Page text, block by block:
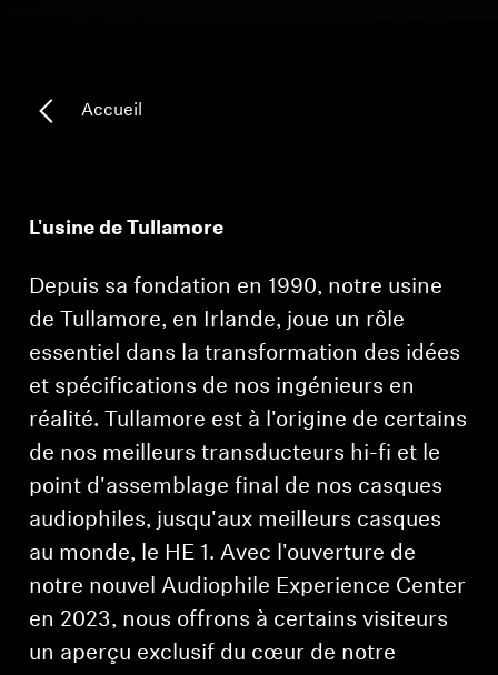
Ressources audition
Pièces et accessoires d'origine pour l'audition
Barres de son
Barres de son et Subs AMBEO
Découvrez AMBEO
Pièces et accessoires AMBEO
Accueil
L'usine de Tullamore
Depuis sa fondation en 1990, notre usine
de Tullamore, en Irlande, joue un rôle
essentiel dans la transformation des idées
et spécifications de nos ingénieurs en
réalité. Tullamore est à l'origine de certains
de nos meilleurs transducteurs hi-fi et le
point d'assemblage final de nos casques
audiophiles, jusqu'aux meilleurs casques
au monde, le HE 1. Avec l'ouverture de
notre nouvel Audiophile Experience Center
en 2023, nous offrons à certains visiteurs
un aperçu exclusif du cœur de notre